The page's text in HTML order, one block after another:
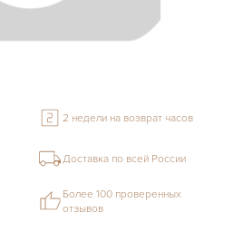
2 недели на возврат часов
Доставка по всей России
Более 100 проверенных
отзывов